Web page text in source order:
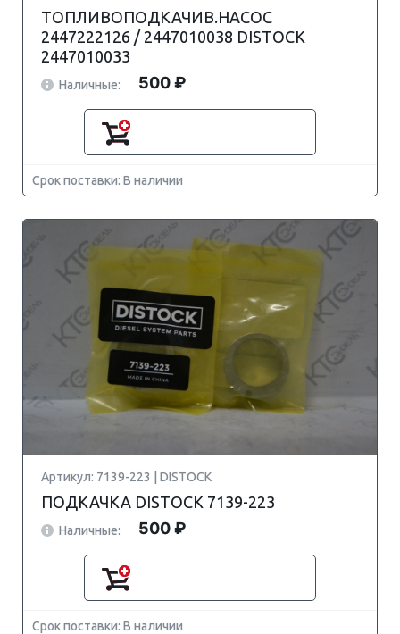
ТОПЛИВОПОДКАЧИВ.НАСОС
2447222126 / 2447010038 DISTOCK
2447010033
Наличные: 500 ₽
Срок поставки: В наличии
Артикул: 7139-223 | DISTOCK
ПОДКАЧКА DISTOCK 7139-223
Наличные: 500 ₽
Срок поставки: В наличии